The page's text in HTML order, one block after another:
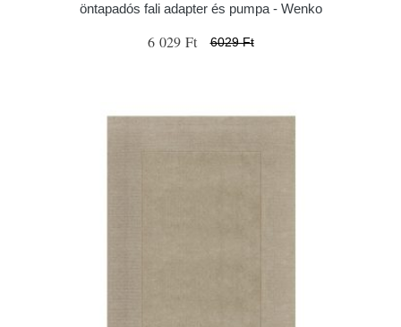
öntapadós fali adapter és pumpa - Wenko
6 029 Ft 6029 Ft